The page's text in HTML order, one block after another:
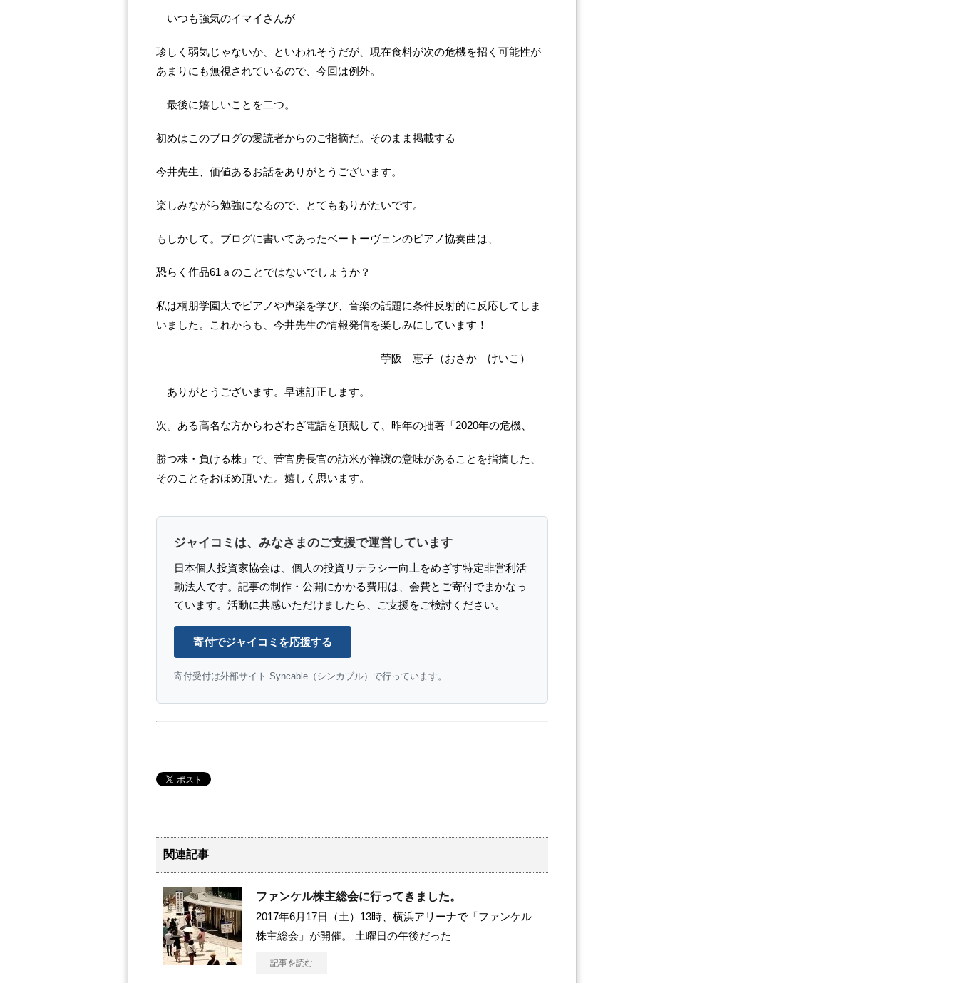
いつも強気のイマイさんが
珍しく弱気じゃないか、といわれそうだが、現在食料が次の危機を招く可能性が
あまりにも無視されているので、今回は例外。
最後に嬉しいことを二つ。
初めはこのブログの愛読者からのご指摘だ。そのまま掲載する
今井先生、価値あるお話をありがとうございます。
楽しみながら勉強になるので、とてもありがたいです。
もしかして。ブログに書いてあったベートーヴェンのピアノ協奏曲は、
恐らく作品61ａのことではないでしょうか？
私は桐朋学園大でピアノや声楽を学び、音楽の話題に条件反射的に反応してしま
いました。これからも、今井先生の情報発信を楽しみにしています！
苧阪 恵子（おさか けいこ）
ありがとうございます。早速訂正します。
次。ある高名な方からわざわざ電話を頂戴して、昨年の拙著「2020年の危機、
勝つ株・負ける株」で、菅官房長官の訪米が禅譲の意味があることを指摘した、
そのことをおほめ頂いた。嬉しく思います。
ジャイコミは、みなさまのご支援で運営しています
日本個人投資家協会は、個人の投資リテラシー向上をめざす特定非営利活
動法人です。記事の制作・公開にかかる費用は、会費とご寄付でまかなっ
ています。活動に共感いただけましたら、ご支援をご検討ください。
寄付でジャイコミを応援する
寄付受付は外部サイト Syncable（シンカブル）で行っています。
関連記事
ファンケル株主総会に行ってきました。
2017年6月17日（土）13時、横浜アリーナで「ファンケル
株主総会」が開催。 土曜日の午後だった
記事を読む